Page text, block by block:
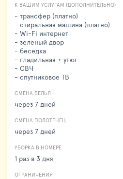
К ВАШИМ УСЛУГАМ (ДОПОЛНИТЕЛЬНО)
- трансфер (платно)
- стиральная машина (платно)
- Wi-Fi интернет
- зеленый двор
- беседка
- гладильная + утюг
- СВЧ
- спутниковое ТВ
СМЕНА БЕЛЬЯ
через 7 дней
СМЕНА ПОЛОТЕНЕЦ
через 7 дней
УБОРКА В НОМЕРЕ
1 раз в 3 дня
ОГРАНИЧЕНИЯ